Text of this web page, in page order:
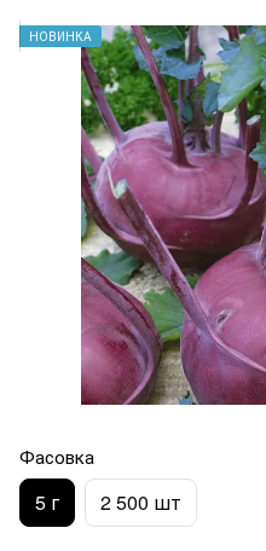
НОВИНКА
Фасовка
5 г 2 500 шт